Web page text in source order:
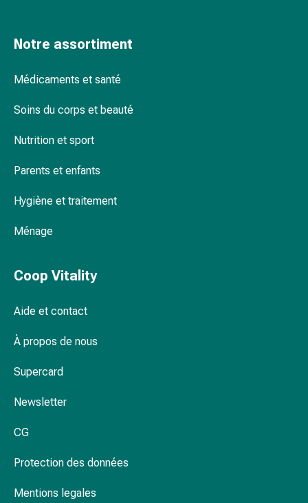
impure
de
Éruption
Acné
naturels
par
Bach
base
bourgeons
Schüssler
Anthroposophiques
Notre assortiment
Médicaments et santé
Soins du corps et beauté
Nutrition et sport
Parents et enfants
Hygiène et traitement
Ménage
Coop Vitality
Aide et contact
À propos de nous
Supercard
Newsletter
CG
Protection des données
Mentions legales